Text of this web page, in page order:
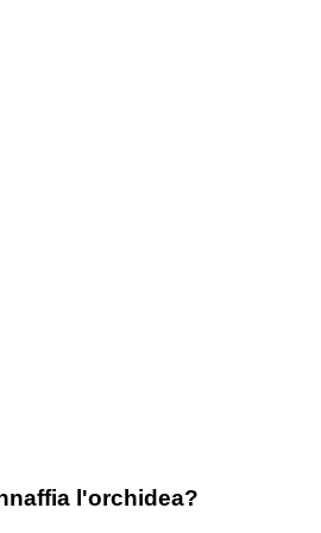
l'orchidea?